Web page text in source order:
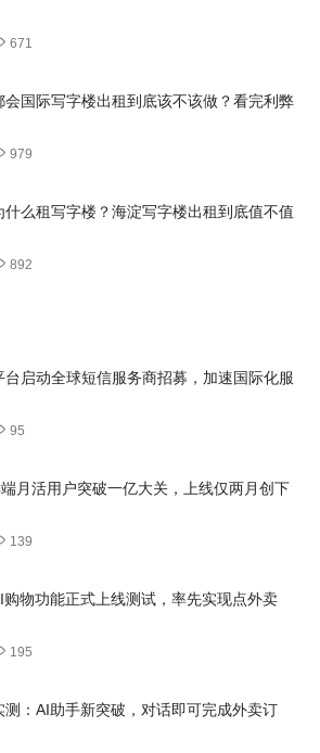
671
会国际写字楼出租到底该不该做？看完利弊
979
什么租写字楼？海淀写字楼出租到底值不值
892
台启动全球短信服务商招募，加速国际化服
95
月活用户突破一亿大关，上线仅两月创下
139
购物功能正式上线测试，率先实现点外卖
195
测：AI助手新突破，对话即可完成外卖订